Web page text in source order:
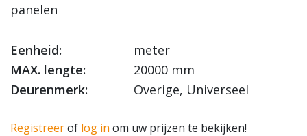
panelen
Eenheid:
meter
MAX. lengte:
20000 mm
Deurenmerk:
Overige, Universeel
Registreerof log in om uw prijzen te bekijken!